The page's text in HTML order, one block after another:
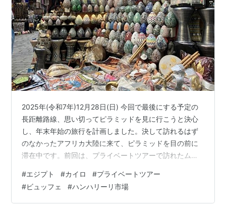
2025年(令和7年)12月28日(日) 今回で最後にする予定の
長距離路線、思い切ってピラミッドを見に行こうと決心
し、年末年始の旅行を計画しました。決して訪れるはず
のなかったアフリカ大陸に来て、ピラミッドを目の前に
滞在中です。前回は、プライベートツアーで訪れたムハ
x.hatenablog.com 1時半を回り、ランチに向かうことに
なりました。ほとんど信号のないエジプトでは、信号で
曲がるというような技ができないので、延々一方通行を
#エジプト #カイロ #プライベートツアー
#ビュッフェ #ハンハリーリ市場